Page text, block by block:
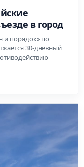
в город
и порядок» по
30-дневный